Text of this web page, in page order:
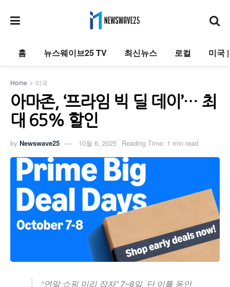
홈 뉴스웨이브25 TV 최신뉴스 로컬 미국
Home 미국
아마존, ‘프라임 빅 딜 데이’… 최
대 65% 할인
by Newswave25 10월 6, 2025 Reading Time: 1 min read
“연말 쇼핑 미리 잡자” 7~8일 단 이틀 동안